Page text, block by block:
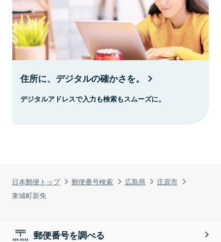
日本郵便トップ 郵便番号検索 広島県
庄原市
東城町新免
住所に、デジタルの確かさを。
デジタルアドレスで入力も検索もスムーズに。
郵便番号を調べる